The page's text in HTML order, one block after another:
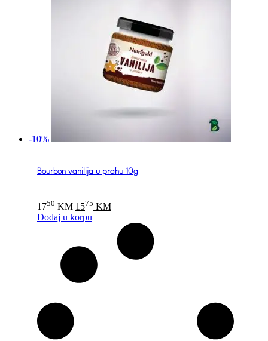
-10%
Bourbon vanilija u prahu 10g
1750 KM Original
price
was:
1575 KMCurrent
price
1575 KM.
Dodaj u korpu